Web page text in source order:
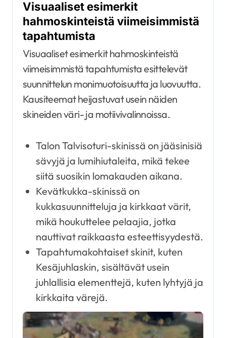
Visuaaliset esimerkit
hahmoskinteistä viimeisimmistä
tapahtumista
Visuaaliset esimerkit hahmoskinteistä
viimeisimmistä tapahtumista esittelevät
suunnittelun monimuotoisuutta ja luovuutta.
Kausiteemat heijastuvat usein näiden
skineiden väri- ja motiivivalinnoissa.
Talon Talvisoturi-skinissä on jääsinisiä
sävyjä ja lumihiutaleita, mikä tekee
siitä suosikin lomakauden aikana.
Kevätkukka-skinissä on
kukkasuunnitteluja ja kirkkaat värit,
mikä houkuttelee pelaajia, jotka
nauttivat raikkaasta esteettisyydestä.
Tapahtumakohtaiset skinit, kuten
Kesäjuhlaskin, sisältävät usein
juhlallisia elementtejä, kuten lyhtyjä ja
kirkkaita värejä.